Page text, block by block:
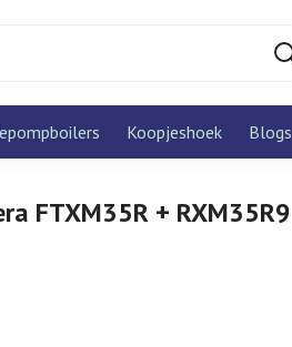
Koopjeshoek Blogs
FTXM35R + RXM35R9